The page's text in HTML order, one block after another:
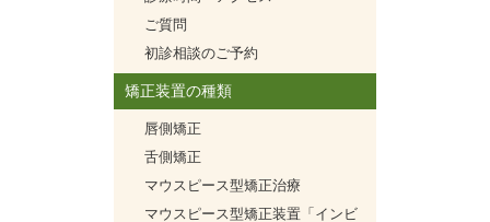
ご質問
初診相談のご予約
矯正装置の種類
唇側矯正
舌側矯正
マウスピース型矯正治療
マウスピース型矯正装置「インビ